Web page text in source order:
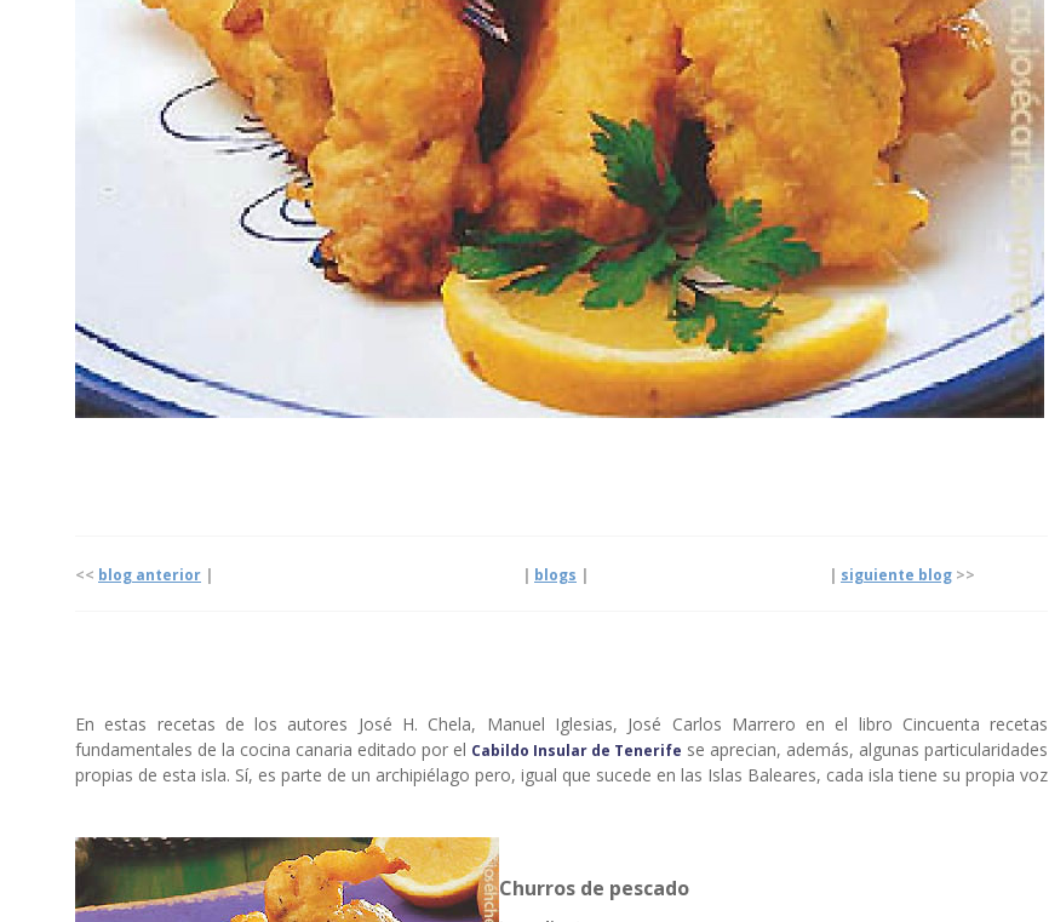
<< blog anterior | | blogs | | siguiente blog >>
En estas recetas de los autores José H. Chela, Manuel Iglesias, José Carlos Marrero en el libro Cincuenta recetas
fundamentales de la cocina canaria editado por el Cabildo Insular de Tenerife se aprecian, además, algunas particularidades
propias de esta isla. Sí, es parte de un archipiélago pero, igual que sucede en las Islas Baleares, cada isla tiene su propia voz
Churros de pescado